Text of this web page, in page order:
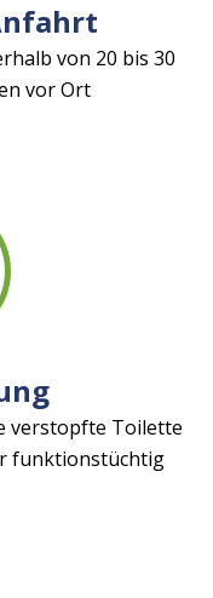
von 20 bis 30
vor Ort
verstopfte Toilette
funktionstüchtig